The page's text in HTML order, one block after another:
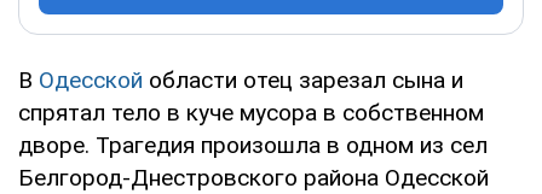
В Одесской области отец зарезал сына и
спрятал тело в куче мусора в собственном
дворе. Трагедия произошла в одном из сел
Белгород-Днестровского района Одесской